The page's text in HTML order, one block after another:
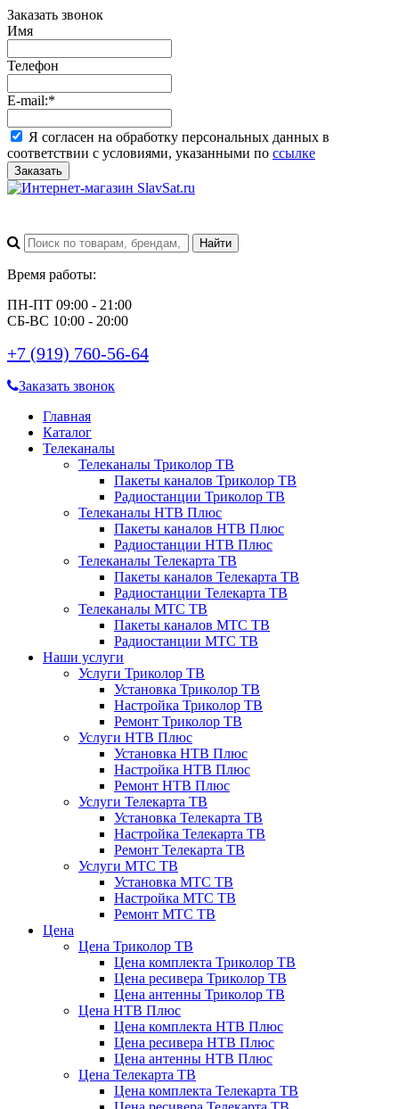
Заказать звонок
Имя
Телефон
E-mail:*
Я согласен на обработку персональных данных в
соответствии с условиями, указанными по ссылке
Заказать
Время работы:
ПН-ПТ 09:00 - 21:00
СБ-ВС 10:00 - 20:00
+7 (919) 760-56-64
Заказать звонок
Главная
Каталог
Телеканалы
Телеканалы Триколор ТВ
Пакеты каналов Триколор ТВ
Радиостанции Триколор ТВ
Телеканалы НТВ Плюс
Пакеты каналов НТВ Плюс
Радиостанции НТВ Плюс
Телеканалы Телекарта ТВ
Пакеты каналов Телекарта ТВ
Радиостанции Телекарта ТВ
Телеканалы МТС ТВ
Пакеты каналов МТС ТВ
Радиостанции МТС ТВ
Наши услуги
Услуги Триколор ТВ
Установка Триколор ТВ
Настройка Триколор ТВ
Ремонт Триколор ТВ
Услуги НТВ Плюс
Установка НТВ Плюс
Настройка НТВ Плюс
Ремонт НТВ Плюс
Услуги Телекарта ТВ
Установка Телекарта ТВ
Настройка Телекарта ТВ
Ремонт Телекарта ТВ
Услуги МТС ТВ
Установка МТС ТВ
Настройка МТС ТВ
Ремонт МТС ТВ
Цена
Цена Триколор ТВ
Цена комплекта Триколор ТВ
Цена ресивера Триколор ТВ
Цена антенны Триколор ТВ
Цена НТВ Плюс
Цена комплекта НТВ Плюс
Цена ресивера НТВ Плюс
Цена антенны НТВ Плюс
Цена Телекарта ТВ
Цена комплекта Телекарта ТВ